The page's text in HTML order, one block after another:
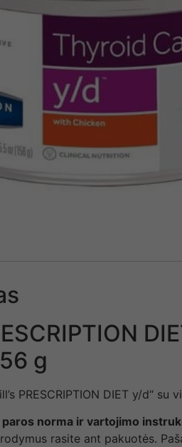
g
PRESCRIPTION DIET y/d“ su
norma ir vartojimo
rasite ant pakuotės.